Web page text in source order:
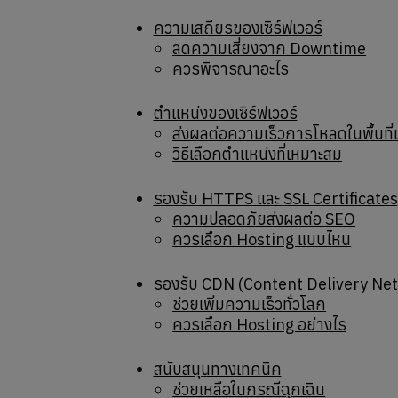
ความเสถียรของเซิร์ฟเวอร์
ลดความเสี่ยงจาก Downtime
ควรพิจารณาอะไร
ตำแหน่งของเซิร์ฟเวอร์
ส่งผลต่อความเร็วการโหลดในพื้นที่
วิธีเลือกตำแหน่งที่เหมาะสม
รองรับ HTTPS และ SSL Certificates
ความปลอดภัยส่งผลต่อ SEO
ควรเลือก Hosting แบบไหน
รองรับ CDN (Content Delivery
ช่วยเพิ่มความเร็วทั่วโลก
ควรเลือก Hosting อย่างไร
สนับสนุนทางเทคนิค
ช่วยเหลือในกรณีฉุกเฉิน